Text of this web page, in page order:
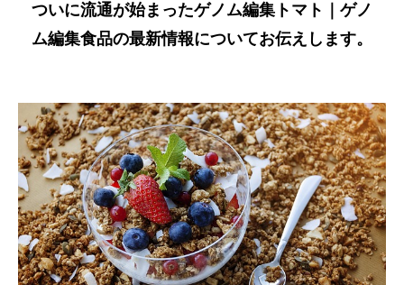
ついに流通が始まったゲノム編集トマト｜ゲノ
ム編集食品の最新情報についてお伝えします。